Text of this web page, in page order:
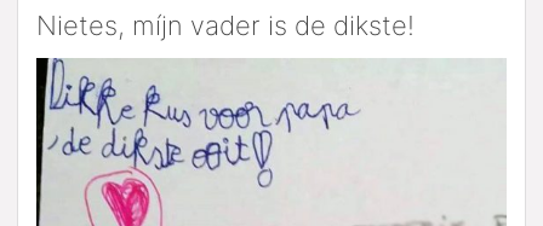
Nietes, míjn vader is de dikste!